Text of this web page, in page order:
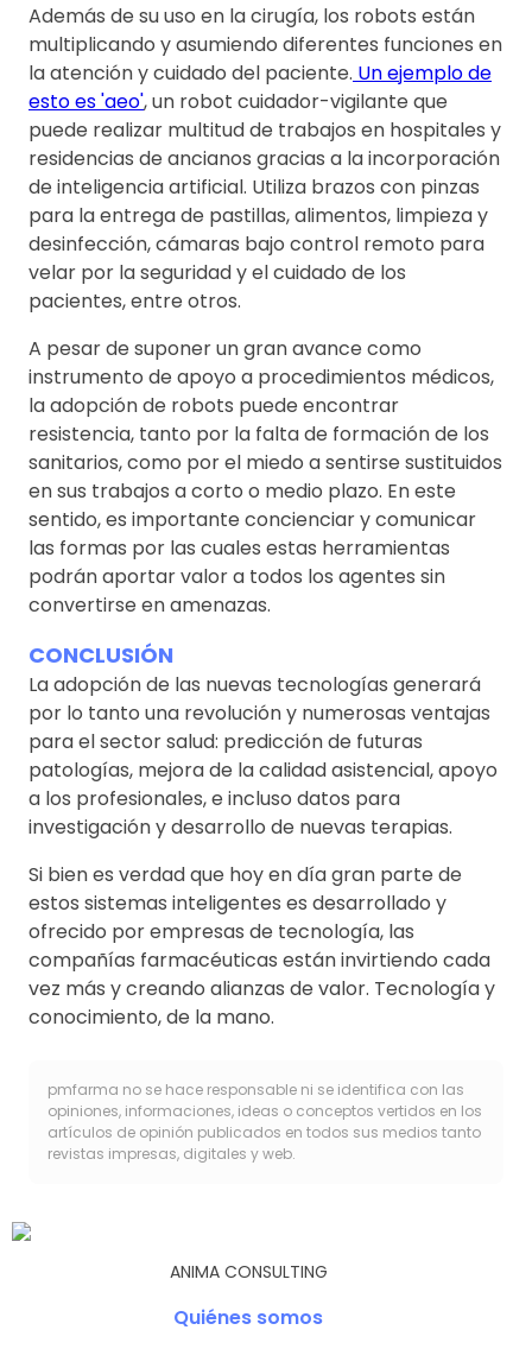
Además de su uso en la cirugía, los robots están
multiplicando y asumiendo diferentes funciones en
la atención y cuidado del paciente. Un ejemplo de
esto es 'aeo', un robot cuidador-vigilante que
puede realizar multitud de trabajos en hospitales y
residencias de ancianos gracias a la incorporación
de inteligencia artificial. Utiliza brazos con pinzas
para la entrega de pastillas, alimentos, limpieza y
desinfección, cámaras bajo control remoto para
velar por la seguridad y el cuidado de los
pacientes, entre otros.
A pesar de suponer un gran avance como
instrumento de apoyo a procedimientos médicos,
la adopción de robots puede encontrar
resistencia, tanto por la falta de formación de los
sanitarios, como por el miedo a sentirse sustituidos
en sus trabajos a corto o medio plazo. En este
sentido, es importante concienciar y comunicar
las formas por las cuales estas herramientas
podrán aportar valor a todos los agentes sin
convertirse en amenazas.
CONCLUSIÓN
La adopción de las nuevas tecnologías generará
por lo tanto una revolución y numerosas ventajas
para el sector salud: predicción de futuras
patologías, mejora de la calidad asistencial, apoyo
a los profesionales, e incluso datos para
investigación y desarrollo de nuevas terapias.
Si bien es verdad que hoy en día gran parte de
estos sistemas inteligentes es desarrollado y
ofrecido por empresas de tecnología, las
compañías farmacéuticas están invirtiendo cada
vez más y creando alianzas de valor. Tecnología y
conocimiento, de la mano.
pmfarma no se hace responsable ni se identifica con las
opiniones, informaciones, ideas o conceptos vertidos en los
artículos de opinión publicados en todos sus medios tanto
revistas impresas, digitales y web.
ANIMA CONSULTING
Quiénes somos